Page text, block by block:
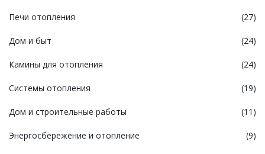
Печи отопления (27)
Дом и быт (24)
Камины для отопления (24)
Системы отопления (19)
Дом и строительные работы (11)
Энергосбережение и отопление (9)